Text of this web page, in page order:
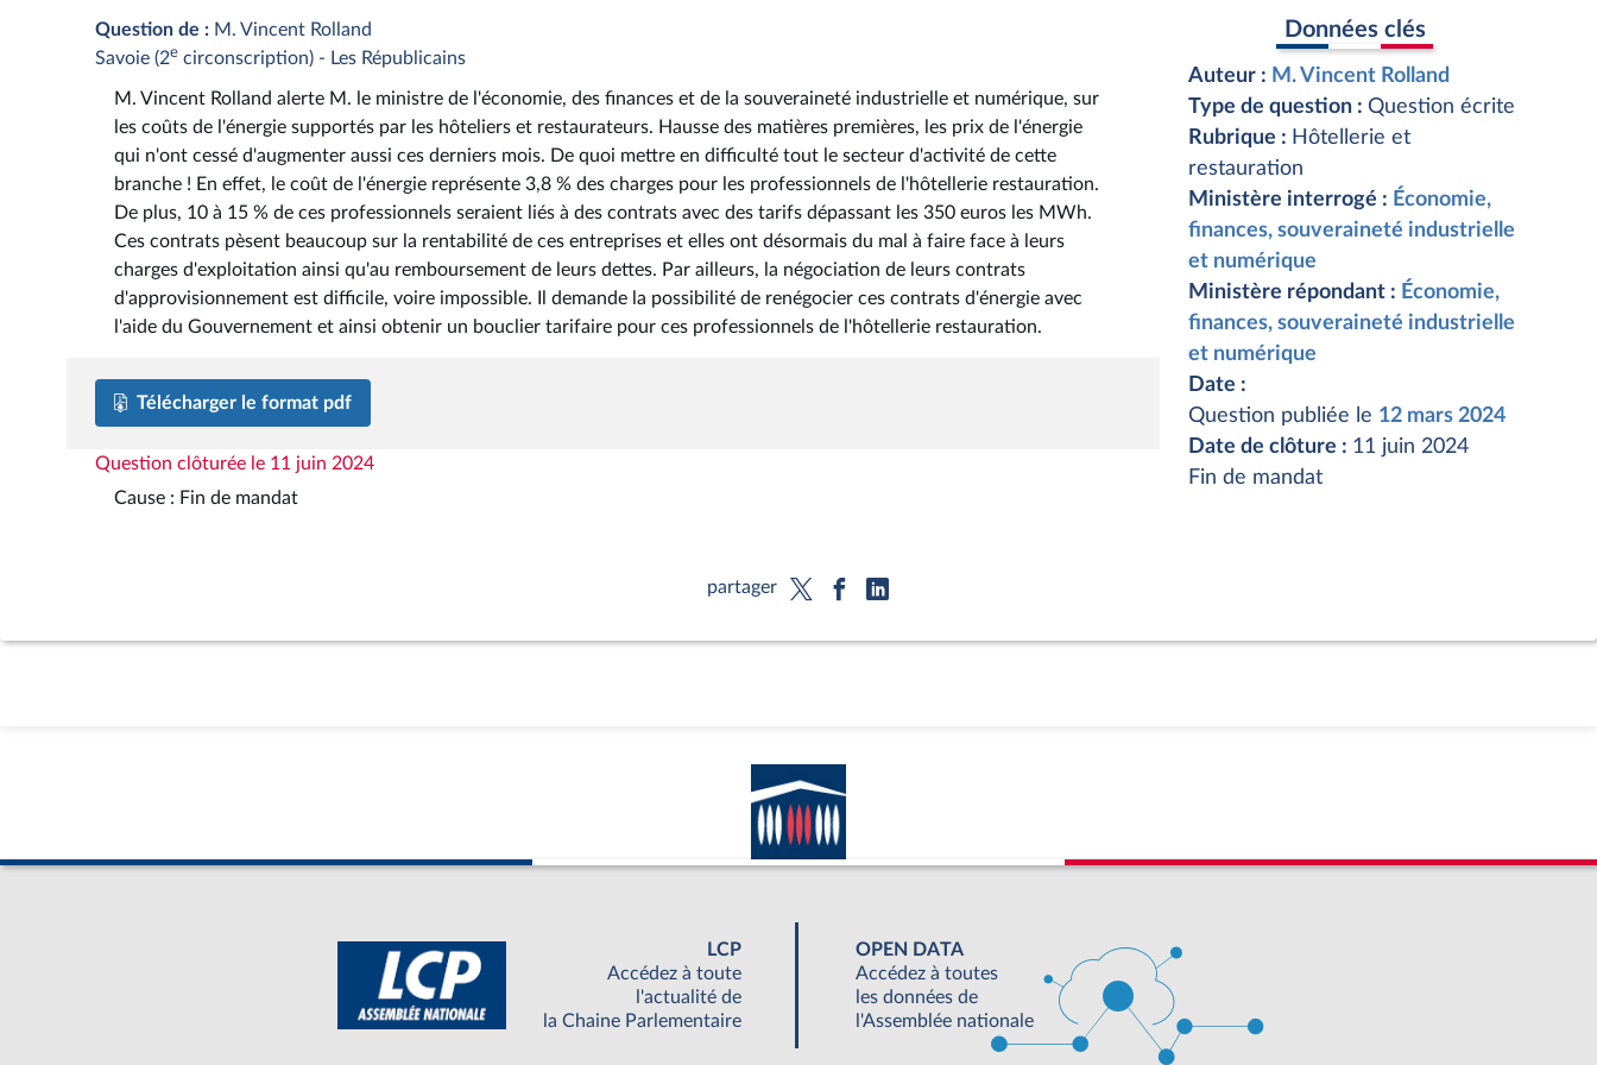
Question de : M. Vincent Rolland
Savoie (2e circonscription) - Les Républicains
M. Vincent Rolland alerte M. le ministre de l'économie, des finances et de la souveraineté industrielle et numérique, sur
les coûts de l'énergie supportés par les hôteliers et restaurateurs. Hausse des matières premières, les prix de l'énergie
qui n'ont cessé d'augmenter aussi ces derniers mois. De quoi mettre en difficulté tout le secteur d'activité de cette
branche ! En effet, le coût de l'énergie représente 3,8 % des charges pour les professionnels de l'hôtellerie restauration.
De plus, 10 à 15 % de ces professionnels seraient liés à des contrats avec des tarifs dépassant les 350 euros les MWh.
Ces contrats pèsent beaucoup sur la rentabilité de ces entreprises et elles ont désormais du mal à faire face à leurs
charges d'exploitation ainsi qu'au remboursement de leurs dettes. Par ailleurs, la négociation de leurs contrats
d'approvisionnement est difficile, voire impossible. Il demande la possibilité de renégocier ces contrats d'énergie avec
l'aide du Gouvernement et ainsi obtenir un bouclier tarifaire pour ces professionnels de l'hôtellerie restauration.
Télécharger le format pdf
Question clôturée le 11 juin 2024
Cause : Fin de mandat
Données clés
Auteur : M. Vincent Rolland
Type de question : Question écrite
Rubrique : Hôtellerie et
restauration
Ministère interrogé : Économie,
finances, souveraineté industrielle
et numérique
Ministère répondant : Économie,
finances, souveraineté industrielle
et numérique
Date :
Question publiée le 12 mars 2024
Date de clôture : 11 juin 2024
Fin de mandat
partager
LCP
Accédez à toute
l'actualité de
la Chaine Parlementaire
OPEN DATA
Accédez à toutes
les données de
l'Assemblée nationale